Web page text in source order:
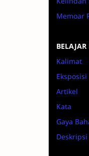
Memoar
Kalimat
Eksposisi
Artikel
Kata
Gaya
Deskripsi